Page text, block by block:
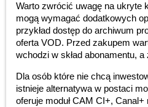
Warto zwrócić uwagę na ukryte
mogą wymagać dodatkowych
przykład dostęp do archiwum
oferta VOD. Przed zakupem
wchodzi w skład abonamentu, a
Dla osób które nie chcą
istnieje alternatywa w postaci
oferuje moduł CAM CI+, Canal+